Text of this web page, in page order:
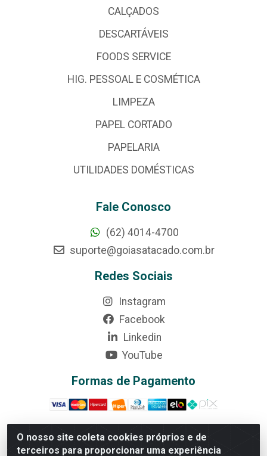
O nosso site coleta cookies próprios e de
terceiros para proporcionar uma experiência
CALÇADOS
DESCARTÁVEIS
FOODS SERVICE
HIG. PESSOAL E COSMÉTICA
LIMPEZA
PAPEL CORTADO
PAPELARIA
UTILIDADES DOMÉSTICAS
Fale Conosco
(62) 4014-4700
suporte@goiasatacado.com.br
Redes Sociais
Instagram
Facebook
Linkedin
YouTube
Formas de Pagamento
Rede Brasil - Avenida Universitária, nº 3860, Jardim das